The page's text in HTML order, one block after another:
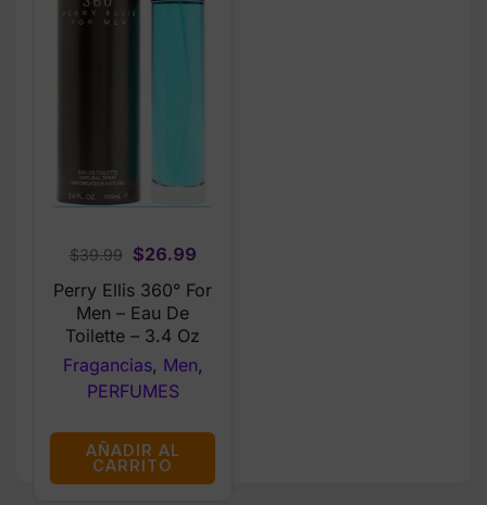
$39.99
Original
price
was:
$39.99.
$26.99Current
$26.99.
Perry Ellis 360° For
Men – Eau De
Toilette – 3.4 Oz
Fragancias, Men,
PERFUMES
AÑADIR AL
CARRITO